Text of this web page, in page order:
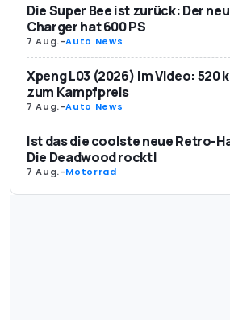
Die Super Bee ist zurück: Der
Charger hat 600 PS
7 Aug.-Auto News
Xpeng L03 (2026) im Video: 520
zum Kampfpreis
7 Aug.-Auto News
Ist das die coolste neue Retro-
Die Deadwood rockt!
7 Aug.-Motorrad